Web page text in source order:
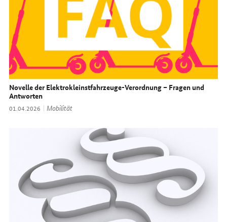
Novelle der Elektrokleinstfahrzeuge-Verordnung – Fragen und
Antworten
Datum:
01.04.2026 Thema:
Mobilität